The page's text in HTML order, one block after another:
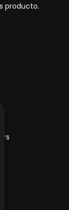
producto.